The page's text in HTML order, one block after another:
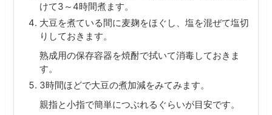
けて3～4時間煮ます。
大豆を煮ている間に麦麹をほぐし、塩を混ぜて塩切
りしておきます。
熟成用の保存容器を焼酎で拭いて消毒しておきま
す。
3時間ほどで大豆の煮加減をみてみます。
親指と小指で簡単につぶれるぐらいが目安です。